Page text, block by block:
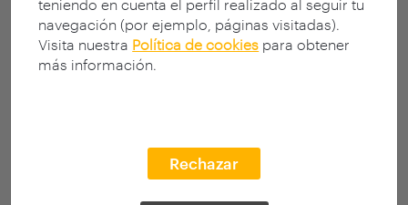
teniendo en cuenta el perfil realizado al seguir tu
navegación (por ejemplo, páginas visitadas).
Visita nuestra Política de cookies para obtener
más información.
Rechazar